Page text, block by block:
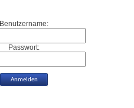
Benutzername:
Passwort: